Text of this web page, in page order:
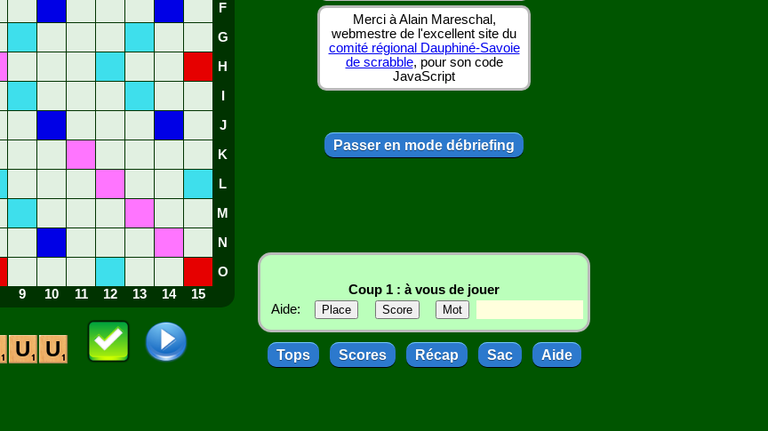
F
G
H
J
K
L
M
N
O
9 10 11 12 13 14 15
U U
Merci à Alain Mareschal,
webmestre de l'excellent site du
comité régional Dauphiné-Savoie
de scrabble, pour son code
JavaScript
Passer en mode débriefing
Coup 1 : à vous de jouer
Aide:
Tops Scores Récap Sac Aide